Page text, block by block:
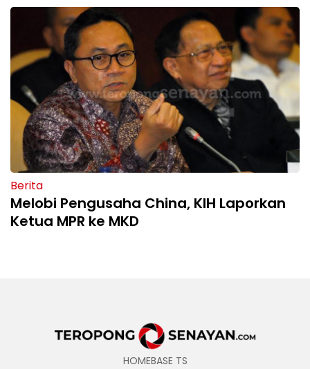
Berita
Melobi Pengusaha China, KIH Laporkan
Ketua MPR ke MKD
HOMEBASE TS